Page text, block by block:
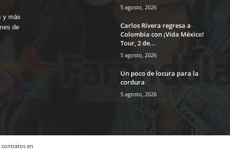
y más
de
5 agosto, 2026
Carlos Rivera regresa a
Colombia con ¡Vida México!
Tour, 2 de...
5 agosto, 2026
Un poco de locura para la
cordura
5 agosto, 2026
en